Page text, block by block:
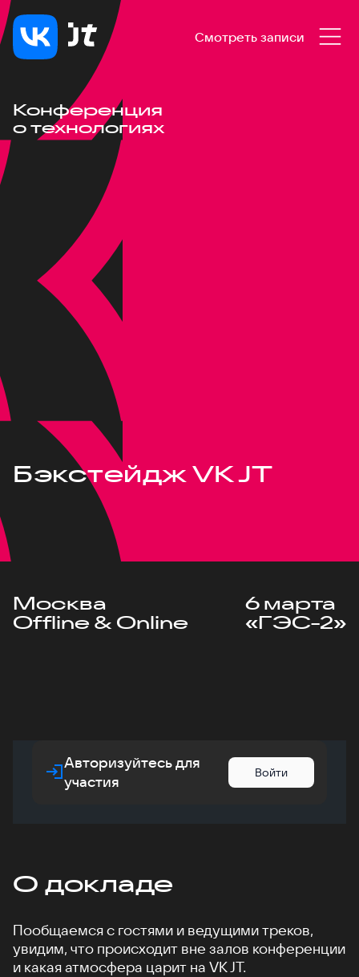
Смотреть записи
Конференция
о технологиях
Бэкстейдж VK JT
Москва
Offline & Online
6 марта
«ГЭС-2»
Авторизуйтесь для
участия
Войти
О докладе
Пообщаемся с гостями и ведущими треков,
увидим, что происходит вне залов конференции
и какая атмосфера царит на VK JT.